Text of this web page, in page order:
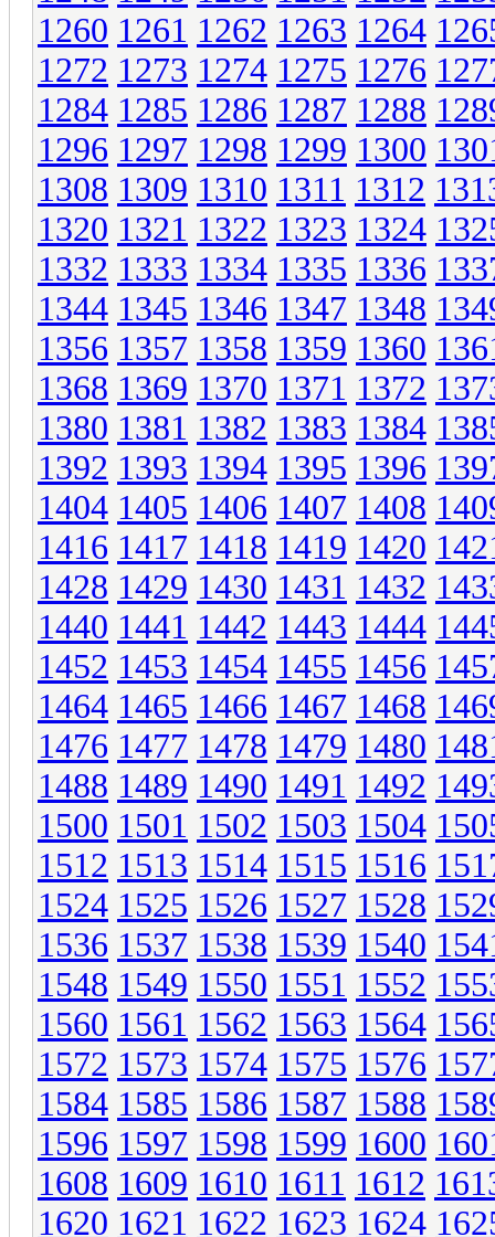
1260 1261 1262 1263 1264
1272 1273 1274 1275 1276
1284 1285 1286 1287 1288
1296 1297 1298 1299 1300
1308 1309 1310 1311 1312
1320 1321 1322 1323 1324
1332 1333 1334 1335 1336
1344 1345 1346 1347 1348
1356 1357 1358 1359 1360
1368 1369 1370 1371 1372
1380 1381 1382 1383 1384
1392 1393 1394 1395 1396
1404 1405 1406 1407 1408
1416 1417 1418 1419 1420
1428 1429 1430 1431 1432
1440 1441 1442 1443 1444
1452 1453 1454 1455 1456
1464 1465 1466 1467 1468
1476 1477 1478 1479 1480
1488 1489 1490 1491 1492
1500 1501 1502 1503 1504
1512 1513 1514 1515 1516
1524 1525 1526 1527 1528
1536 1537 1538 1539 1540
1548 1549 1550 1551 1552
1560 1561 1562 1563 1564
1572 1573 1574 1575 1576
1584 1585 1586 1587 1588
1596 1597 1598 1599 1600
1608 1609 1610 1611 1612
1620 1621 1622 1623 1624